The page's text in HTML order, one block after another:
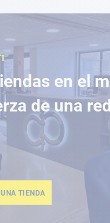
en el
de una
TIENDA